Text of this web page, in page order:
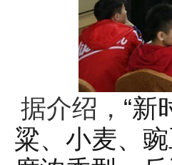
据介绍， “新
粱、小麦、